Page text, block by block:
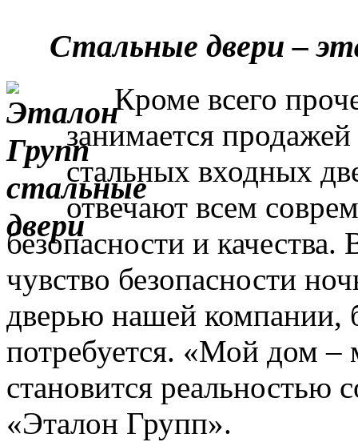
Стальные двери –
Кроме всего
занимается
стальных входных
отвечают всем
безопасности и
чувство безопасности
дверью нашей компании,
потребуется. «Мой дом –
становится реальностью
«Эталон Групп».